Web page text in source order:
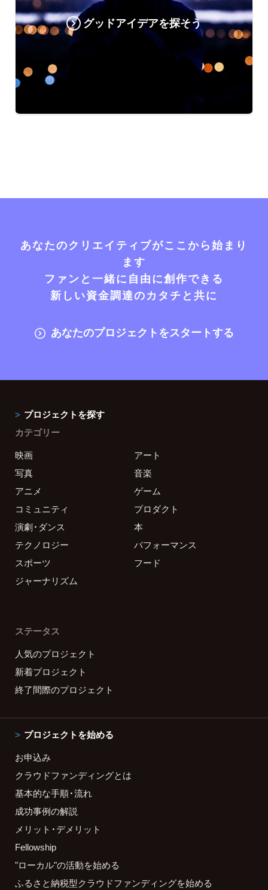
グッドアイデアを探そう
あなたのクリエイティブがここから始まり
ます
ファンと一緒に自由に創作できる
新しい資金調達のカタチと共に
あなたのプロジェクトをスタートする
プロジェクトを探す
カテゴリー
映画
アート
写真
音楽
アニメ
ゲーム
コミュニティ
プロダクト
演劇・ダンス
本
テクノロジー
パフォーマンス
スポーツ
フード
ジャーナリズム
ステータス
人気のプロジェクト
新着プロジェクト
終了間際のプロジェクト
プロジェクトを始める
お申込み
クラウドファンディングとは
基本的な手順・流れ
成功事例の解説
メリット・デメリット
Fellowship
"ローカル"の活動を始める
ふるさと納税型クラウドファンディングを始める